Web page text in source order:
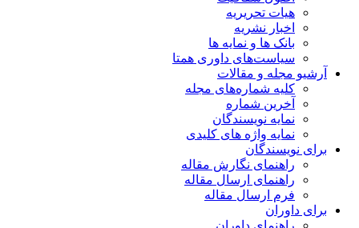
هیات تحریریه
اخبار نشریه
بانک ها و نمایه ها
سیاست‌های داوری همتا
مجله و مقالات
کلیه شماره‌های مجله
آخرین شماره
نمایه نویسندگان
نمایه واژه های کلیدی
نویسندگان
راهنمای نگارش مقاله
راهنمای ارسال مقاله
فرم ارسال مقاله
داوران
راهنمای داوران